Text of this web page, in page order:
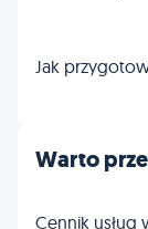
Jak
Warto
Cennik usług